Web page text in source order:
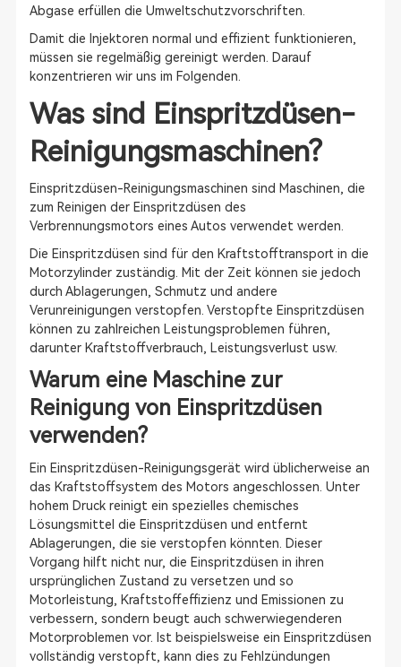
Abgase erfüllen die Umweltschutzvorschriften.
Damit die Injektoren normal und effizient funktionieren,
müssen sie regelmäßig gereinigt werden. Darauf
konzentrieren wir uns im Folgenden.
Was sind Einspritzdüsen-
Reinigungsmaschinen?
Einspritzdüsen-Reinigungsmaschinen sind Maschinen, die
zum Reinigen der Einspritzdüsen des
Verbrennungsmotors eines Autos verwendet werden.
Die Einspritzdüsen sind für den Kraftstofftransport in die
Motorzylinder zuständig. Mit der Zeit können sie jedoch
durch Ablagerungen, Schmutz und andere
Verunreinigungen verstopfen. Verstopfte Einspritzdüsen
können zu zahlreichen Leistungsproblemen führen,
darunter Kraftstoffverbrauch, Leistungsverlust usw.
Warum eine Maschine zur
Reinigung von Einspritzdüsen
verwenden?
Ein Einspritzdüsen-Reinigungsgerät wird üblicherweise an
das Kraftstoffsystem des Motors angeschlossen. Unter
hohem Druck reinigt ein spezielles chemisches
Lösungsmittel die Einspritzdüsen und entfernt
Ablagerungen, die sie verstopfen könnten. Dieser
Vorgang hilft nicht nur, die Einspritzdüsen in ihren
ursprünglichen Zustand zu versetzen und so
Motorleistung, Kraftstoffeffizienz und Emissionen zu
verbessern, sondern beugt auch schwerwiegenderen
Motorproblemen vor. Ist beispielsweise ein Einspritzdüsen
vollständig verstopft, kann dies zu Fehlzündungen